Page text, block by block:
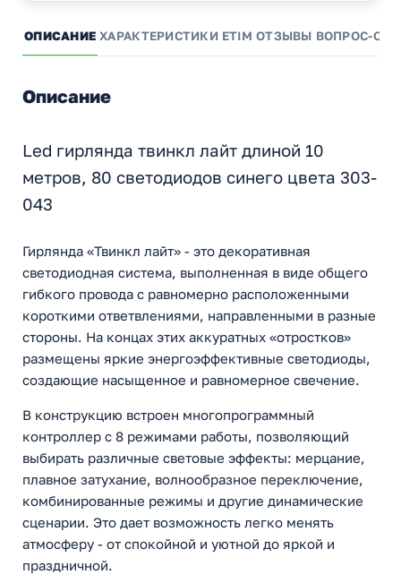
ОПИСАНИЕ ХАРАКТЕРИСТИКИ ETIM ОТЗЫВЫ ВОПРОС-
Описание
Led гирлянда твинкл лайт длиной 10
метров, 80 светодиодов синего цвета 303-
043
Гирлянда «Твинкл лайт» - это декоративная
светодиодная система, выполненная в виде общего
гибкого провода с равномерно расположенными
короткими ответвлениями, направленными в разные
стороны. На концах этих аккуратных «отростков»
размещены яркие энергоэффективные светодиоды,
создающие насыщенное и равномерное свечение.
В конструкцию встроен многопрограммный
контроллер с 8 режимами работы, позволяющий
выбирать различные световые эффекты: мерцание,
плавное затухание, волнообразное переключение,
комбинированные режимы и другие динамические
сценарии. Это дает возможность легко менять
атмосферу - от спокойной и уютной до яркой и
праздничной.